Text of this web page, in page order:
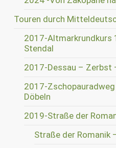
Touren durch
2017-Altmarkrundkurs
Stendal
2017-Dessau – Zerbst
2017-
Döbeln
2019-Straße der
Straße der Romanik